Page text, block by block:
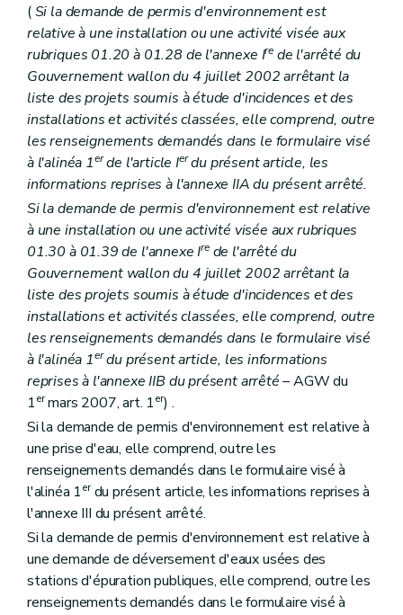
(Si la demande de permis d'environnement est
relative à une installation ou une activité visée aux
rubriques 01.20 à 01.28 de l'annexe Irede l'arrêté du
Gouvernement wallon du 4 juillet 2002 arrêtant la
liste des projets soumis à étude d'incidences et des
installations et activités classées, elle comprend, outre
les renseignements demandés dans le formulaire visé
à l'alinéa 1erde l'article Ierdu présent article, les
informations reprises à l'annexe IIA du présent arrêté.
Si la demande de permis d'environnement est relative
à une installation ou une activité visée aux rubriques
01.30 à 01.39 de l'annexe Irede l'arrêté du
Gouvernement wallon du 4 juillet 2002 arrêtant la
liste des projets soumis à étude d'incidences et des
installations et activités classées, elle comprend, outre
les renseignements demandés dans le formulaire visé
à l'alinéa 1erdu présent article, les informations
reprises à l'annexe IIB du présent arrêté– AGW du
1ermars 2007, art. 1er) .
Si la demande de permis d'environnement est relative à
une prise d'eau, elle comprend, outre les
renseignements demandés dans le formulaire visé à
l'alinéa 1erdu présent article, les informations reprises à
l'annexe III du présent arrêté.
Si la demande de permis d'environnement est relative à
une demande de déversement d'eaux usées des
stations d'épuration publiques, elle comprend, outre les
renseignements demandés dans le formulaire visé à